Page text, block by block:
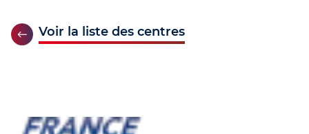
Voir la liste des centres